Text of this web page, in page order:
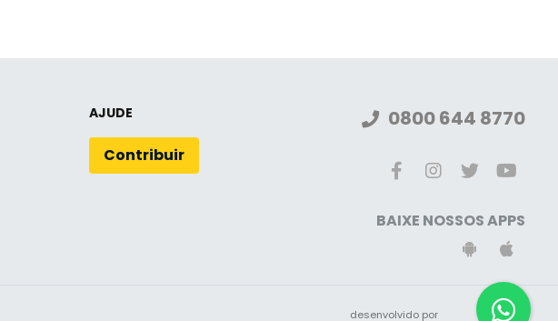
AJUDE
Contribuir
0800 644 8770
BAIXE NOSSOS APPS
desenvolvido por